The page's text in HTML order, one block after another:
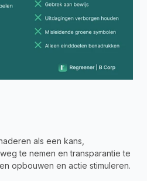
als een kans,
te nemen en transparantie te
opbouwen en actie stimuleren.